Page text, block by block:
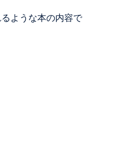
ような本の内容で